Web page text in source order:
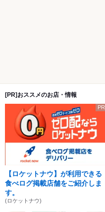
[PR]おススメのお店・情報
PR
【ロケットナウ】が利用できる
食べログ掲載店舗をご紹介しま
す。
(ロケットナウ)